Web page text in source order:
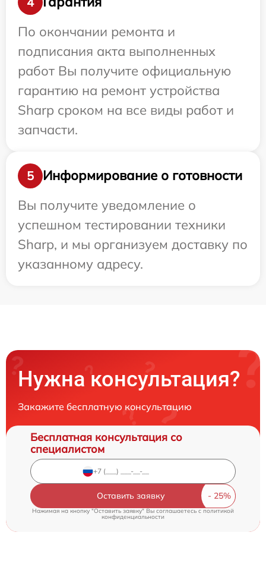
По окончании ремонта и
подписания акта выполненных
работ Вы получите официальную
гарантию на ремонт устройства
Sharp сроком на все виды работ и
запчасти.
5
Информирование о готовности
Вы получите уведомление о
успешном тестировании техники
Sharp, и мы организуем доставку по
указанному адресу.
Нужна консультация?
Закажите бесплатную консультацию
Бесплатная консультация со
специалистом
Оставить заявку
Нажимая на кнопку "Оставить заявку" Вы соглашаетесь cполитикой
конфиденциальности